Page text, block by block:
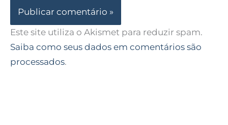
Este site utiliza o Akismet para reduzir spam.
Saiba como seus dados em comentários são
processados.